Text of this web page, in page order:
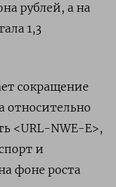
рублей, а на
1,3
сокращение
относительно
<URL-NWE-E>,
и
фоне роста